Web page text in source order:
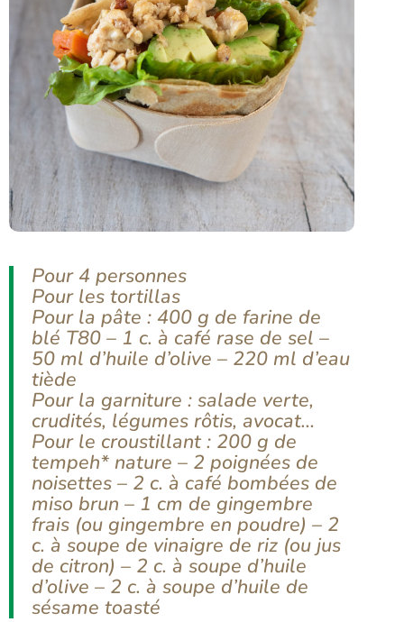
Pour 4 personnes
Pour les tortillas
Pour la pâte : 400 g de farine de
blé T80 – 1 c. à café rase de sel –
50 ml d’huile d’olive – 220 ml d’eau
tiède
Pour la garniture : salade verte,
crudités, légumes rôtis, avocat…
Pour le croustillant : 200 g de
tempeh* nature – 2 poignées de
noisettes – 2 c. à café bombées de
miso brun – 1 cm de gingembre
frais (ou gingembre en poudre) – 2
c. à soupe de vinaigre de riz (ou jus
de citron) – 2 c. à soupe d’huile
d’olive – 2 c. à soupe d’huile de
sésame toasté